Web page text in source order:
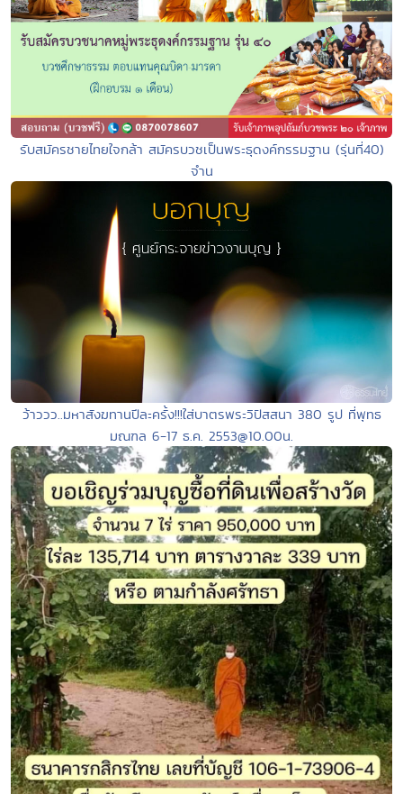
รับสมัครชายไทยใจกล้า สมัครบวชเป็นพระธุดงค์กรรมฐาน (รุ่นที่40)
จำน
ว้าววว..มหาสังฆทานปีละครั้ง!!!ใส่บาตรพระวิปัสสนา 380 รูป ที่พุทธ
มณฑล 6-17 ธ.ค. 2553@10.00น.